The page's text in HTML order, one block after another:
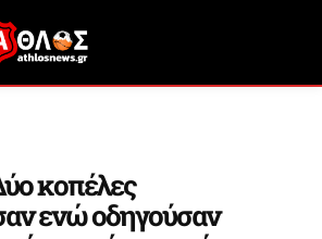
κοπέλες
ενώ οδηγούσαν